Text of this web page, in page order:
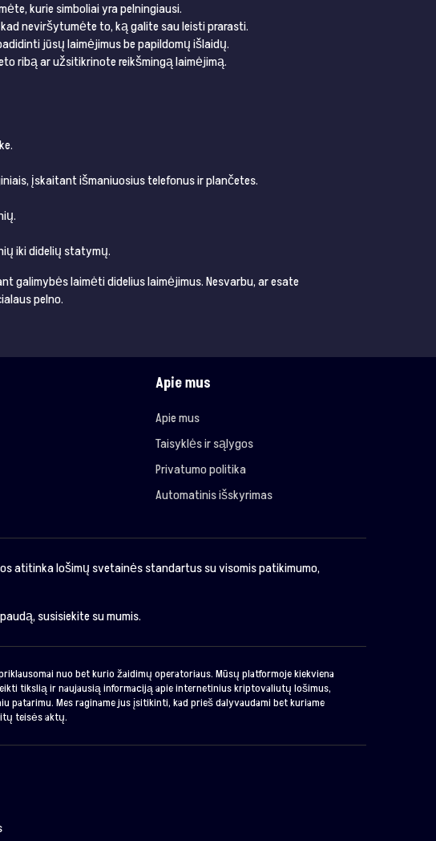
kurie simboliai yra pelningiausi.
neviršytumėte to, ką galite sau leisti prarasti.
jūsų laimėjimus be papildomų išlaidų.
ribą ar užsitikrinote reikšmingą laimėjimą.
įskaitant išmaniuosius telefonus ir plančetes.
iki didelių statymų.
galimybės laimėti didelius laimėjimus. Nesvarbu, ar esate
pelno.
Apie mus
Apie mus
Taisyklės ir sąlygos
Privatumo politika
Automatinis išskyrimas
atitinka lošimų svetainės standartus su visomis patikimumo,
susisiekite su mumis.
nuo bet kurio žaidimų operatoriaus. Mūsų platformoje kiekviena
tikslią ir naujausią informaciją apie internetinius kriptovaliutų lošimus,
Mes raginame jus įsitikinti, kad prieš dalyvaudami bet kuriame
teisės aktų.